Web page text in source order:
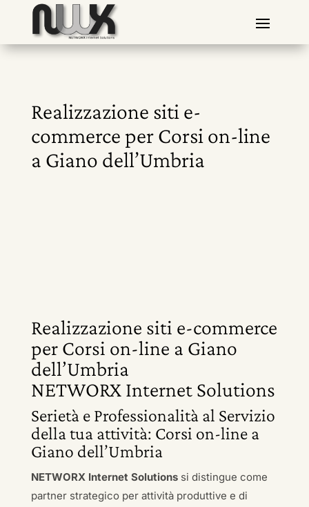
Realizzazione siti e-
commerce per Corsi on-line
a Giano dell’Umbria
Realizzazione siti e-commerce
per Corsi on-line a Giano
dell’Umbria
NETWORX Internet Solutions
Serietà e Professionalità al Servizio
della tua attività: Corsi on-line a
Giano dell’Umbria
NETWORX Internet Solutionssi distingue come
partner strategico per attività produttive e di